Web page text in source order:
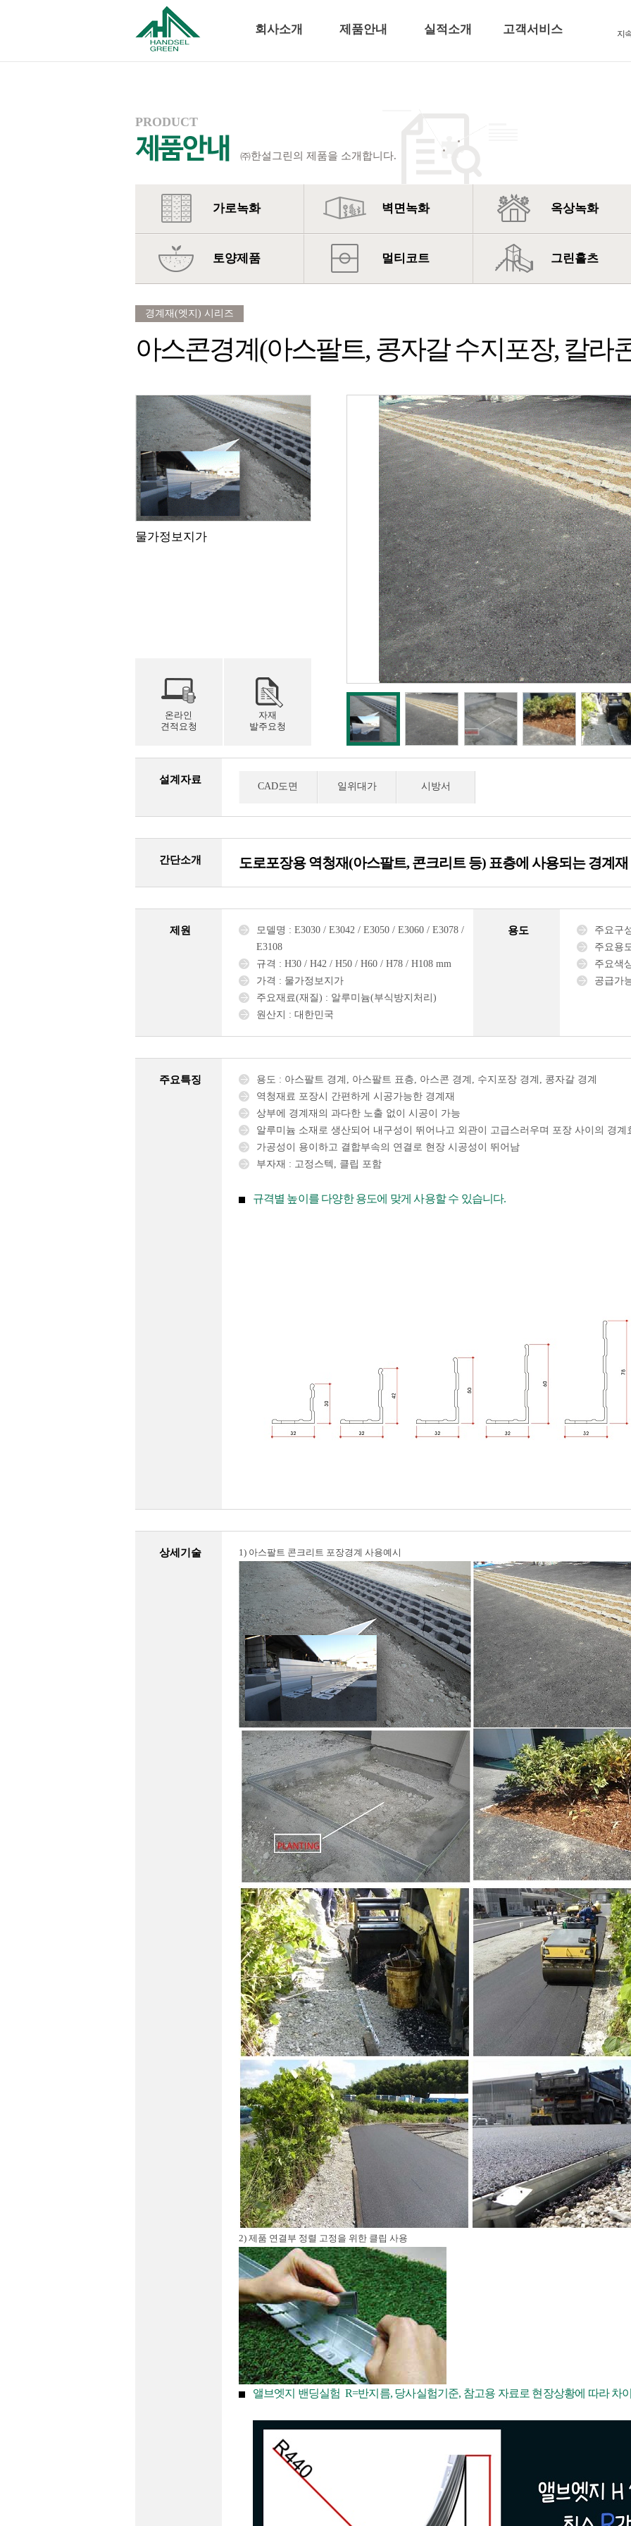
회사소개 제품안내 실적소개 고객서비스 지
PRODUCT
㈜한설그린의 제품을 소개합니다.
가로녹화 벽면녹화 옥상녹화
토양제품 멀티코트 그린홀츠
경계재(엣지) 시리즈
아스콘경계(아스팔트, 콩자갈 수지포장, 칼라
물가정보지가
온라인
견적요청
자재
발주요청
설계자료
CAD도면 일위대가 시방서
간단소개 도로포장용 역청재(아스팔트, 콘크리트 등) 표층에 사용되는 경계재
제원
모델명 : E3030 / E3042 / E3050 / E3060 / E3078 /
E3108
규격 : H30 / H42 / H50 / H60 / H78 / H108 mm
가격 : 물가정보지가
주요재료(재질) : 알루미늄(부식방지처리)
원산지 : 대한민국
용도
주요구
주요용
주요색
공급가
주요특징
용도 : 아스팔트 경계, 아스팔트 표층, 아스콘 경계, 수지포장 경계, 콩자갈 경계
역청재료 포장시 간편하게 시공가능한 경계재
상부에 경계재의 과다한 노출 없이 시공이 가능
알루미늄 소재로 생산되어 내구성이 뛰어나고 외관이 고급스러우며 포장 사이의 경계
가공성이 용이하고 결합부속의 연결로 현장 시공성이 뛰어남
부자재 : 고정스텍, 클립 포함
규격별 높이를 다양한 용도에 맞게 사용할 수 있습니다.
상세기술 1) 아스팔트 콘크리트 포장경계 사용예시
2) 제품 연결부 정렬 고정을 위한 클립 사용
앨브엣지 밴딩실험 R=반지름, 당사실험기준, 참고용 자료로 현장상황에 따라 차